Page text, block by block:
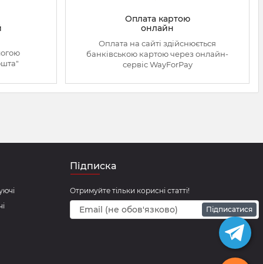
Оплата картою
онлайн
Оплата на сайті здійснюється
банківською картою через онлайн-
сервіс WayForPay
Підписка
Отримуйте тільки корисні статті!
Підписатися